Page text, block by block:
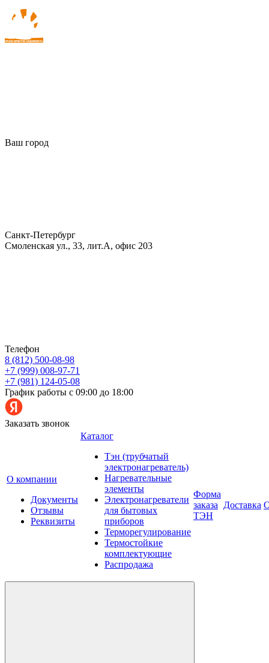
Ваш город
Санкт-Петербург
Смоленская ул., 33, лит.А, офис 203
Телефон
8 (812) 500-08-98
+7 (999) 008-97-71
+7 (981) 124-05-08
График работы с 09:00 до 18:00
Заказать звонок
О компании
Документы
Отзывы
Реквизиты
Каталог
Тэн (трубчатый
электронагреватель)
Нагревательные
элементы
Электронагреватели
для бытовых
приборов
Терморегулирование
Термостойкие
комплектующие
Распродажа
Форма
заказа
ТЭН
Доставка